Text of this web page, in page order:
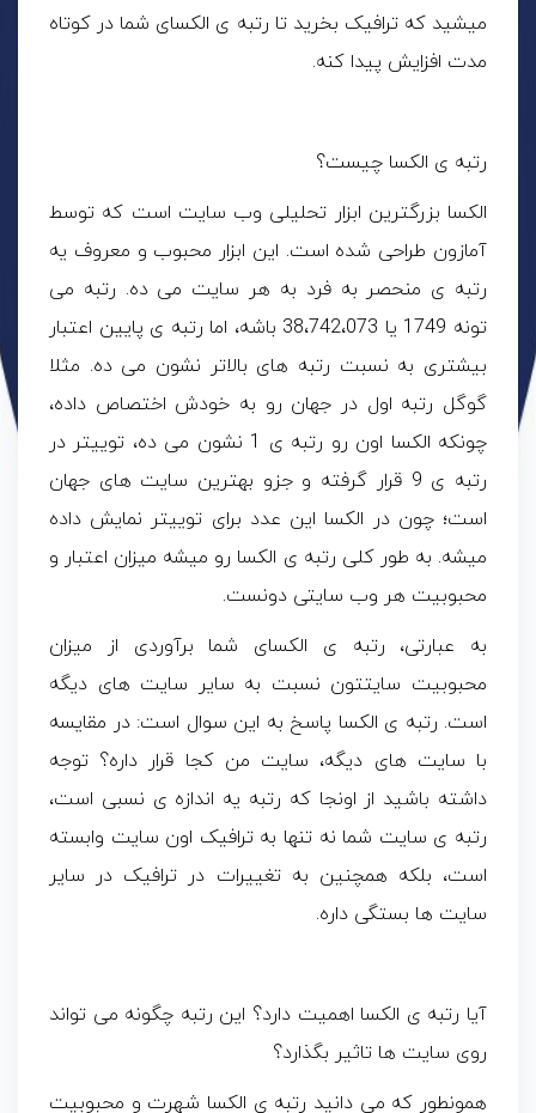
میشید که ترافیک بخرید تا رتبه ی الکسای شما در کوتاه
مدت افزایش پیدا کنه.
رتبه ی الکسا چیست؟
الکسا بزرگترین ابزار تحلیلی وب سایت است که توسط
آمازون طراحی شده است. این ابزار محبوب و معروف یه
رتبه ی منحصر به فرد به هر سایت می ده. رتبه می
تونه 1749 یا 38،742،073 باشه، اما رتبه ی پایین اعتبار
بیشتری به نسبت رتبه های بالاتر نشون می ده. مثلا
گوگل رتبه اول در جهان رو به خودش اختصاص داده،
چونکه الکسا اون رو رتبه ی 1 نشون می ده، توییتر در
رتبه ی 9 قرار گرفته و جزو بهترین سایت های جهان
است؛ چون در الکسا این عدد برای توییتر نمایش داده
میشه. به طور کلی رتبه ی الکسا رو میشه میزان اعتبار و
محبوبیت هر وب سایتی دونست.
به عبارتی، رتبه ی الکسای شما برآوردی از میزان
محبوبیت سایتتون نسبت به سایر سایت های دیگه
است. رتبه ی الکسا پاسخ به این سوال است: در مقایسه
با سایت های دیگه، سایت من کجا قرار داره؟ توجه
داشته باشید از اونجا که رتبه یه اندازه ی نسبی است،
رتبه ی سایت شما نه تنها به ترافیک اون سایت وابسته
است، بلکه همچنین به تغییرات در ترافیک در سایر
سایت ها بستگی داره.
آیا رتبه ی الکسا اهمیت دارد؟ این رتبه چگونه می تواند
روی سایت ها تاثیر بگذارد؟
همونطور که می دانید رتبه ی الکسا شهرت و محبوبیت